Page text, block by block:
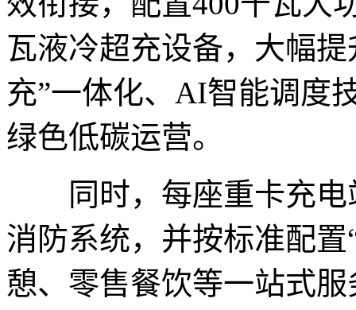
瓦液冷超充设备，大幅
充”一体化、AI智能调度
绿色低碳运营。
同时，每座重卡充电
消防系统，并按标准配
憩、零售餐饮等一站式